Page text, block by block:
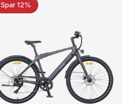
Spar 12%